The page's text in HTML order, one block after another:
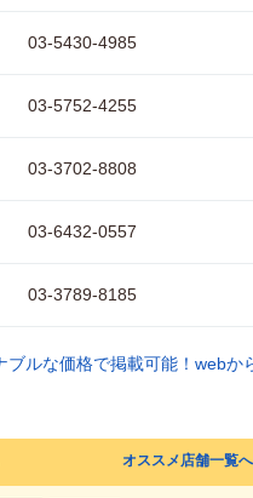
03-5430-4985
03-5752-4255
03-3702-8808
03-6432-0557
03-3789-8185
オススメ店舗一覧へ